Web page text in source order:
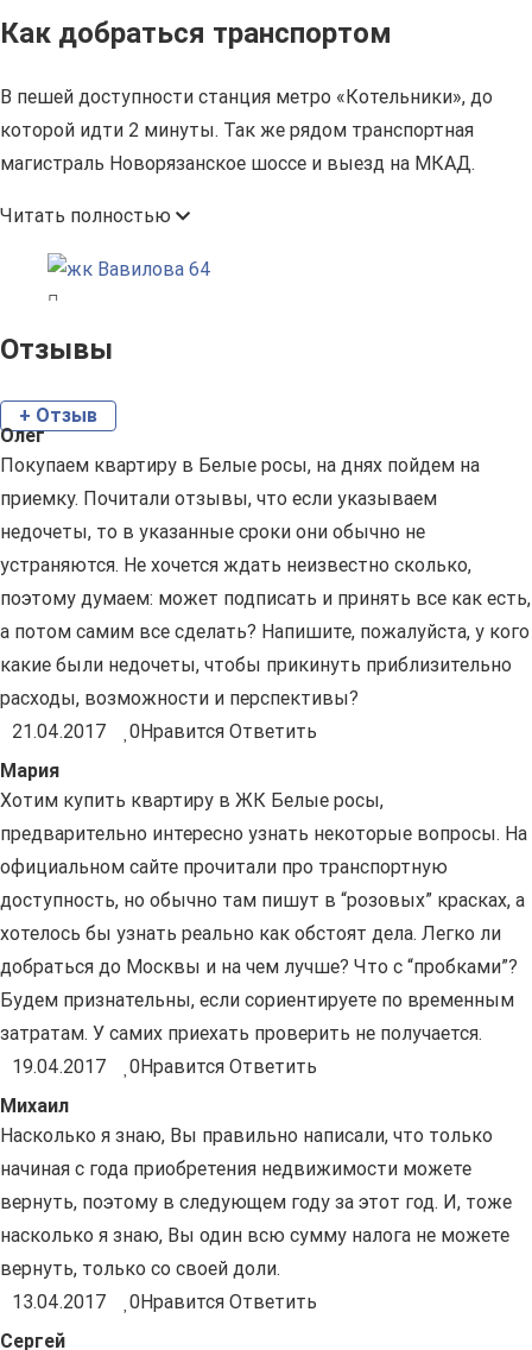
Как добраться транспортом
В пешей доступности станция метро «Котельники», до
которой идти 2 минуты. Так же рядом транспортная
магистраль Новорязанское шоссе и выезд на МКАД.
Читать полностью
Отзывы
+ Отзыв
Олег
Покупаем квартиру в Белые росы, на днях пойдем на
приемку. Почитали отзывы, что если указываем
недочеты, то в указанные сроки они обычно не
устраняются. Не хочется ждать неизвестно сколько,
поэтому думаем: может подписать и принять все как есть,
а потом самим все сделать? Напишите, пожалуйста, у кого
какие были недочеты, чтобы прикинуть приблизительно
расходы, возможности и перспективы?
21.04.2017
0Нравится Ответить
Мария
Хотим купить квартиру в ЖК Белые росы,
предварительно интересно узнать некоторые вопросы. На
официальном сайте прочитали про транспортную
доступность, но обычно там пишут в “розовых” красках, а
хотелось бы узнать реально как обстоят дела. Легко ли
добраться до Москвы и на чем лучше? Что с “пробками”?
Будем признательны, если сориентируете по временным
затратам. У самих приехать проверить не получается.
19.04.2017
0Нравится Ответить
Михаил
Насколько я знаю, Вы правильно написали, что только
начиная с года приобретения недвижимости можете
вернуть, поэтому в следующем году за этот год. И, тоже
насколько я знаю, Вы один всю сумму налога не можете
вернуть, только со своей доли.
13.04.2017
0Нравится Ответить
Сергей